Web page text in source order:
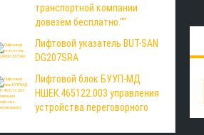
транспортной компании
довезём бесплатно.""
Лифтовой указатель BUT-SAN
DG207SRA
Лифтовой блок БУУП-МД
НШЕК.465122.003 управления
устройства переговорного